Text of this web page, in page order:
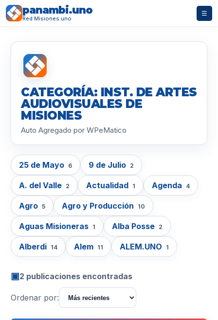
panambi.uno
Red Misiones.uno
☰
CATEGORÍA: INST. DE ARTES
AUDIOVISUALES DE
MISIONES
Auto Agregado por WPeMatico
25 de Mayo 6 9 de Julio 2
A. del Valle 2 Actualidad 1 Agenda 4
Agro 5 Agro y Producción 10
Aguas Misioneras 1 Alba Posse 2
Alberdi 14 Alem 11 ALEM.UNO 1
▣2 publicaciones encontradas
Ordenar por: